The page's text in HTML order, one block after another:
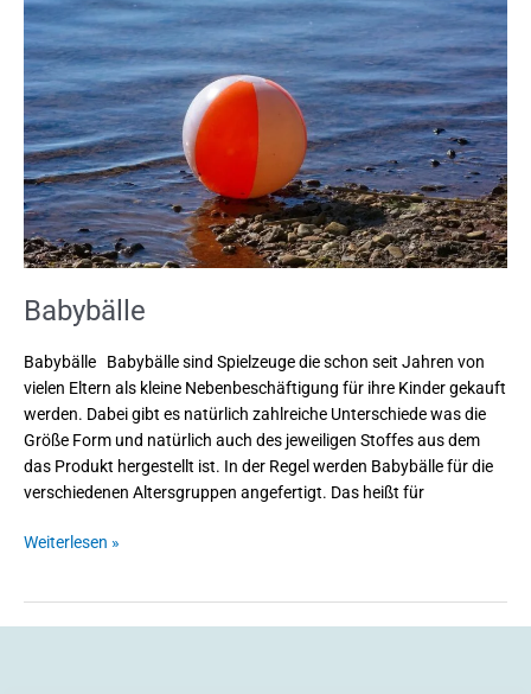
Babybälle
Babybälle Babybälle sind Spielzeuge die schon seit Jahren von
vielen Eltern als kleine Nebenbeschäftigung für ihre Kinder gekauft
werden. Dabei gibt es natürlich zahlreiche Unterschiede was die
Größe Form und natürlich auch des jeweiligen Stoffes aus dem
das Produkt hergestellt ist. In der Regel werden Babybälle für die
verschiedenen Altersgruppen angefertigt. Das heißt für
Weiterlesen »